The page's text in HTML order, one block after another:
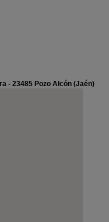
- 23485 Pozo Alcón (Jaén)